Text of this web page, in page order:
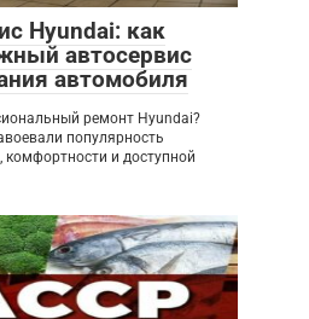
Hyundai: как
автосервис
автомобиля
ремонт Hyundai?
популярность
комфортности и доступной